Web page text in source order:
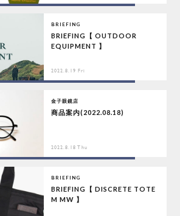
BRIEFING
BRIEFING【 OUTDOOR
EQUIPMENT 】
2022.8.19 Fri
金子眼鏡店
商品案内(2022.08.18)
2022.8.18 Thu
BRIEFING
BRIEFING【 DISCRETE TOTE
M MW 】